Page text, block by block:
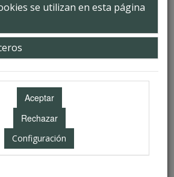
se utilizan en esta página
Configuración
Miguel Genebat González
Hospital Viamed Fátima. Sevilla.
Genebat González es licenciado en
por la Universidad de Sevilla y especialista
Interna, habiendo completado su
como Médico Interno Residente en el